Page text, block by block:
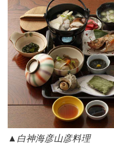
▲白神海彦山彦料理